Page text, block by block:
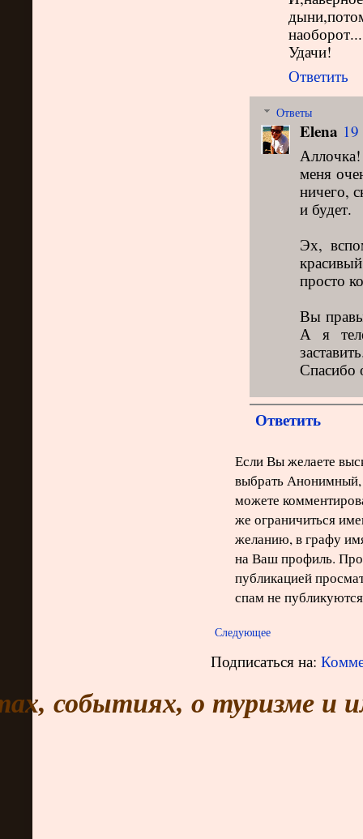
Удачи!
Ответить
Ответы
Elena
меня
ничего,
и будет.
Эх,
просто
Вы
А я
Спасибо
Ответить
Если Вы желаете
выбрать Анонимный,
можете
же ограничиться
желанию, в графу
на Ваш профиль.
публикацией
спам не
Следующее
Подписаться на:
событиях, о туризме и